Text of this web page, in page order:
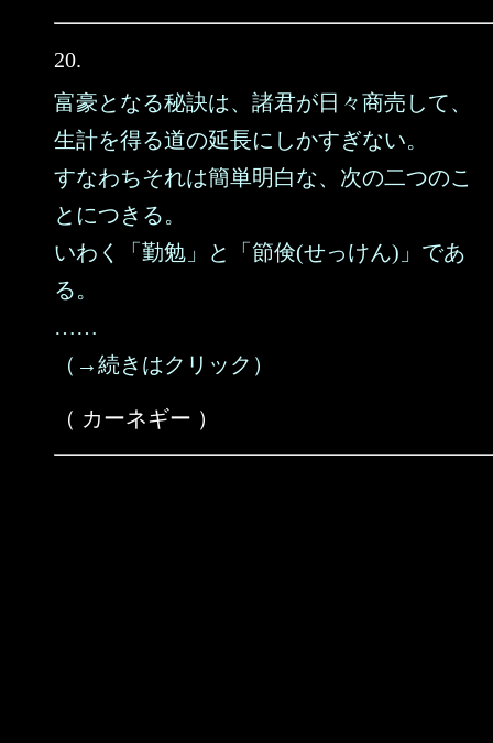
20.
富豪となる秘訣は、諸君が日々商売して、
生計を得る道の延長にしかすぎない。
すなわちそれは簡単明白な、次の二つのこ
とにつきる。
いわく「勤勉」と「節倹(せっけん)」であ
る。
……
（→続きはクリック）
（ カーネギー ）